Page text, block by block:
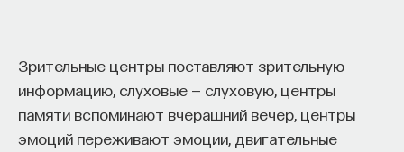
Зрительные центры поставляют зрительную
информацию, слуховые — слуховую, центры
памяти вспоминают вчерашний вечер, центры
эмоций переживают эмоции, двигательные
отдельной идеологией. В зависимости от того,
в какой из этих логик работает университет,
у него будут совершенно разные ответы
на вопрос о целях образования».